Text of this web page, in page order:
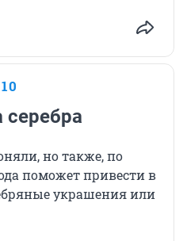
10
серебра
но также, по
поможет привести в
украшения или